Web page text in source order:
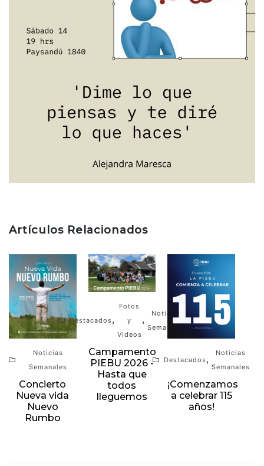
Artículos Relacionados
Noticias
Semanales
Concierto
Nueva vida
Nuevo
Rumbo
Destacados,
Fotos
y
Videos
,
Noticias
Semanales
Campamento
PIEBU 2026 -
Hasta que
todos
lleguemos
Destacados,
Noticias
Semanales
¡Comenzamos
a celebrar 115
años!